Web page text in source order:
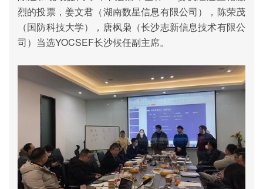
烈的投票，姜文君（湖南数星信息有限公司），陈荣茂
（国防科技大学），唐枫枭（长沙志新信息技术有限公
司）当选YOCSEF长沙候任副主席。